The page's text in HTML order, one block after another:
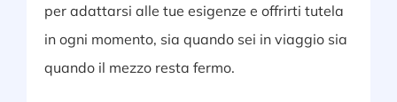
per adattarsi alle tue esigenze e offrirti tutela
in ogni momento, sia quando sei in viaggio sia
quando il mezzo resta fermo.